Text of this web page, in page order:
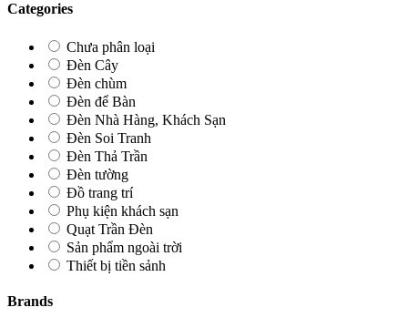
Categories
Chưa phân loại
Đèn Cây
Đèn chùm
Đèn để Bàn
Đèn Nhà Hàng, Khách Sạn
Đèn Soi Tranh
Đèn Thả Trần
Đèn tường
Đồ trang trí
Phụ kiện khách sạn
Quạt Trần Đèn
Sản phẩm ngoài trời
Thiết bị tiền sảnh
Brands